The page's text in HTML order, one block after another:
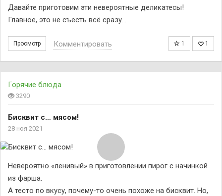
Давайте приготовим эти невероятные деликатесы!
Главное, это не съесть всё сразу…
Просмотр 1 1
Комментировать
Горячие блюда
3290
Бисквит с… мясом!
28 ноя 2021
Невероятно «ленивый» в приготовлении пирог с начинкой
из фарша.
А тесто по вкусу, почему-то очень похоже на бисквит. Но,